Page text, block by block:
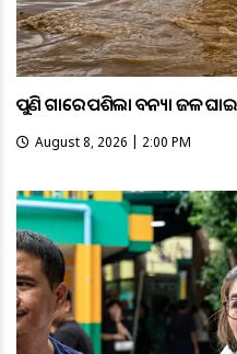
ପୁଣି ଗାଁରେ ପଶିଲା ବନ୍ୟା ଜଳ
August 8, 2026 | 2:00 PM